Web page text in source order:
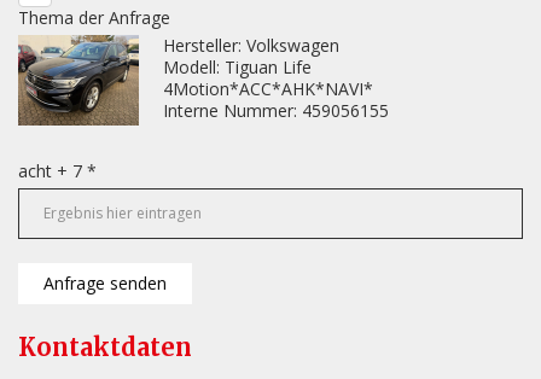
Thema der Anfrage
Hersteller: Volkswagen
Modell: Tiguan Life
4Motion*ACC*AHK*NAVI*
Interne Nummer: 459056155
acht + 7 *
Anfrage senden
Kontaktdaten